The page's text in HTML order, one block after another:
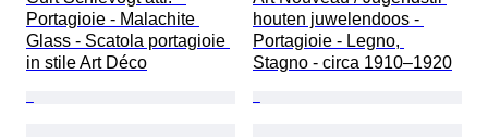
Portagioie - Malachite
Glass - Scatola portagioie
in stile Art Déco
houten juwelendoos -
Portagioie - Legno,
Stagno - circa 1910–1920